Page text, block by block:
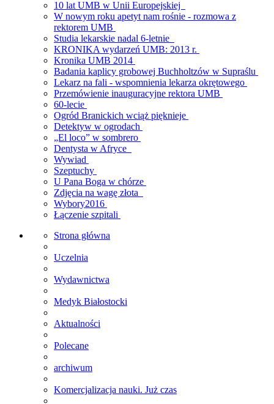
10 lat UMB w Unii Europejskiej
W nowym roku apetyt nam rośnie - rozmowa z
rektorem UMB
Studia lekarskie nadal 6-letnie
KRONIKA wydarzeń UMB: 2013 r.
Kronika UMB 2014
Badania kaplicy grobowej Buchholtzów w Supraślu
Lekarz na fali - wspomnienia lekarza okrętowego
Przemówienie inauguracyjne rektora UMB
60-lecie
Ogród Branickich wciąż pięknieje
Detektyw w ogrodach
„El loco” w sombrero
Dentysta w Afryce
Wywiad
Szeptuchy
U Pana Boga w chórze
Zdjęcia na wagę złota
Wybory2016
Łączenie szpitali
Strona główna
Uczelnia
Wydawnictwa
Medyk Białostocki
Aktualności
Polecane
archiwum
Komercjalizacja nauki. Już czas